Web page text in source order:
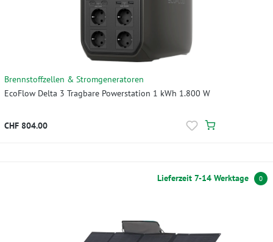
Brennstoffzellen & Stromgeneratoren
EcoFlow Delta 3 Tragbare Powerstation 1 kWh 1.800 W
CHF 804.00
Lieferzeit 7-14 Werktage 0